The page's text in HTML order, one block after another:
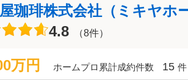
珈琲株式会社（ミキヤホ
4.8
（8件）
万円 ホームプロ累計成約件数 15